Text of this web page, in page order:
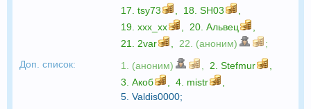
17. tsy73 18. SH03
19. xxx_xx 20. Альвец
21. 2var 22. (аноним)
;
Доп. список:
1. (аноним) 2. Stefmur
3. Акоб 4. mistr
5. Valdis0000;